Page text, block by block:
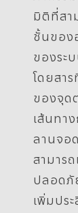
มิติที่สา
ชั้นของ
ของระ
โดยสา
ของจุด
เส้นทา
ลานจอ
สามาร
ปลอดภั
เพิ่มปร